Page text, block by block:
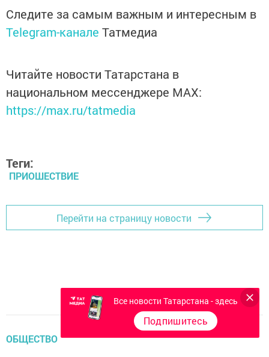
Следите за самым важным и интересным в
Telegram-канале Татмедиа
Читайте новости Татарстана в
национальном мессенджере MАХ:
https://max.ru/tatmedia
Теги:
ПРИОШЕСТВИЕ
Перейти на страницу новости
ОБЩЕСТВО
Все новости Татарстана - здесь
Подпишитесь